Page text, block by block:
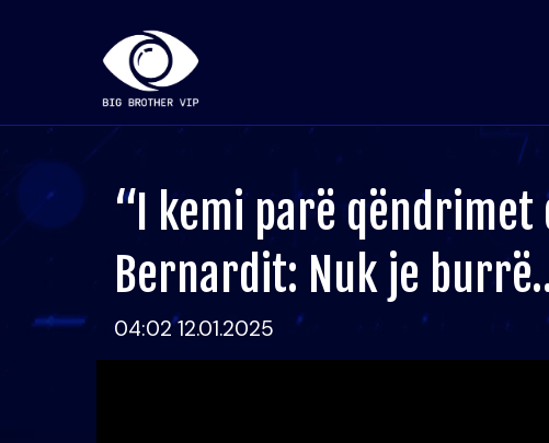
“I kemi parë qëndrimet
Bernardit: Nuk je
04:02 12.01.2025